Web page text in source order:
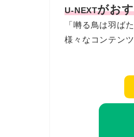
U-NEXTがお
「囀る鳥は羽ば
様々なコンテン